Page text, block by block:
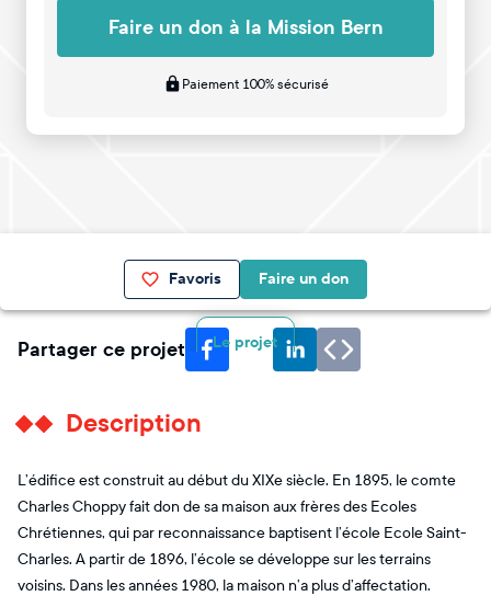
Faire un don à la Mission Bern
Paiement 100% sécurisé
Favoris Faire un don
Le projet
Partager ce projet
Description
L’édifice est construit au début du XIXe siècle. En 1895, le comte
Charles Choppy fait don de sa maison aux frères des Ecoles
Chrétiennes, qui par reconnaissance baptisent l’école Ecole Saint-
Charles. A partir de 1896, l’école se développe sur les terrains
voisins. Dans les années 1980, la maison n’a plus d’affectation.